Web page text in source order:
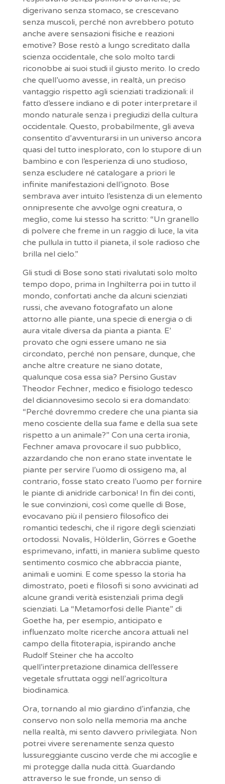
digerivano senza stomaco, se crescevano
senza muscoli, perché non avrebbero potuto
anche avere sensazioni fisiche e reazioni
emotive? Bose restò a lungo screditato dalla
scienza occidentale, che solo molto tardi
riconobbe ai suoi studi il giusto merito. Io credo
che quell’uomo avesse, in realtà, un preciso
vantaggio rispetto agli scienziati tradizionali: il
fatto d’essere indiano e di poter interpretare il
mondo naturale senza i pregiudizi della cultura
occidentale. Questo, probabilmente, gli aveva
consentito d’avventurarsi in un universo ancora
quasi del tutto inesplorato, con lo stupore di un
bambino e con l’esperienza di uno studioso,
senza escludere né catalogare a priori le
infinite manifestazioni dell’ignoto. Bose
sembrava aver intuito l’esistenza di un elemento
onnipresente che avvolge ogni creatura, o
meglio, come lui stesso ha scritto: “Un granello
di polvere che freme in un raggio di luce, la vita
che pullula in tutto il pianeta, il sole radioso che
brilla nel cielo.”
Gli studi di Bose sono stati rivalutati solo molto
tempo dopo, prima in Inghilterra poi in tutto il
mondo, confortati anche da alcuni scienziati
russi, che avevano fotografato un alone
attorno alle piante, una specie di energia o di
aura vitale diversa da pianta a pianta. E’
provato che ogni essere umano ne sia
circondato, perché non pensare, dunque, che
anche altre creature ne siano dotate,
qualunque cosa essa sia? Persino Gustav
Theodor Fechner, medico e fisiologo tedesco
del diciannovesimo secolo si era domandato:
“Perché dovremmo credere che una pianta sia
meno cosciente della sua fame e della sua sete
rispetto a un animale?” Con una certa ironia,
Fechner amava provocare il suo pubblico,
azzardando che non erano state inventate le
piante per servire l’uomo di ossigeno ma, al
contrario, fosse stato creato l’uomo per fornire
le piante di anidride carbonica! In fin dei conti,
le sue convinzioni, così come quelle di Bose,
evocavano più il pensiero filosofico dei
romantici tedeschi, che il rigore degli scienziati
ortodossi. Novalis, Hölderlin, Görres e Goethe
esprimevano, infatti, in maniera sublime questo
sentimento cosmico che abbraccia piante,
animali e uomini. E come spesso la storia ha
dimostrato, poeti e filosofi si sono avvicinati ad
alcune grandi verità esistenziali prima degli
scienziati. La “Metamorfosi delle Piante” di
Goethe ha, per esempio, anticipato e
influenzato molte ricerche ancora attuali nel
campo della fitoterapia, ispirando anche
Rudolf Steiner che ha accolto
quell’interpretazione dinamica dell’essere
vegetale sfruttata oggi nell’agricoltura
biodinamica.
Ora, tornando al mio giardino d’infanzia, che
conservo non solo nella memoria ma anche
nella realtà, mi sento davvero privilegiata. Non
potrei vivere serenamente senza questo
lussureggiante cuscino verde che mi accoglie e
mi protegge dalla nuda città. Guardando
attraverso le sue fronde, un senso di